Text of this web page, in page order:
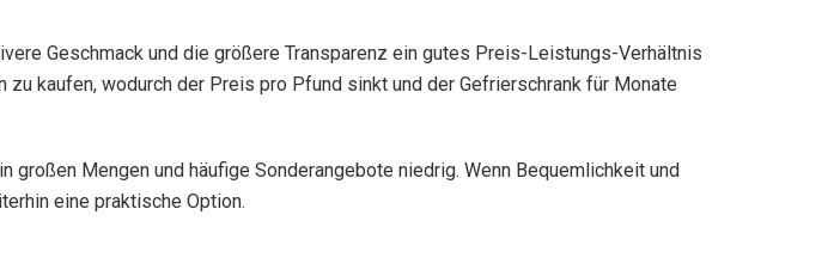
Geschmack und die größere Transparenz ein gutes Preis-Leistungs-Verhältnis
kaufen, wodurch der Preis pro Pfund sinkt und der Gefrierschrank für Monate
Mengen und häufige Sonderangebote niedrig. Wenn Bequemlichkeit und
eine praktische Option.